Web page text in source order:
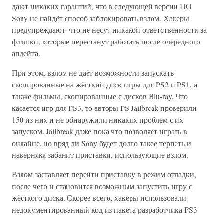
дают никаких гарантий, что в следующей версии ПО
Sony не найдёт способ заблокировать взлом. Хакеры
предупреждают, что не несут никакой ответственности за
флэшки, которые перестанут работать после очередного
апдейта.
При этом, взлом не даёт возможности запускать
скопированные на жёсткий диск игры для PS2 и PS1, а
также фильмы, скопированные с дисков Blu-ray. Что
касается игр для PS3, то авторы PS Jailbreak проверили
150 из них и не обнаружили никаких проблем с их
запуском. Jailbreak даже пока что позволяет играть в
онлайне, но вряд ли Sony будет долго такое терпеть и
наверняка забанит приставки, использующие взлом.
Взлом заставляет перейти приставку в режим отладки,
после чего и становится возможным запустить игру с
жёсткого диска. Скорее всего, хакеры использовали
недокументированный код из пакета разработчика PS3